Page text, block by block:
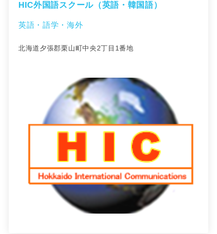
HIC外国語スクール（英語・韓国語）
英語・語学・海外
北海道夕張郡栗山町中央2丁目1番地